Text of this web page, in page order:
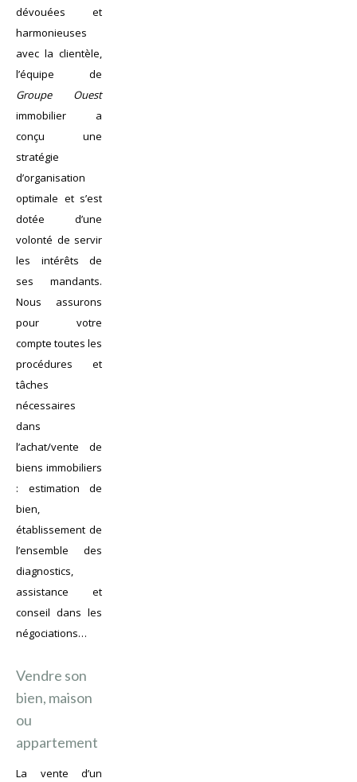
dévouées et
harmonieuses
avec la clientèle,
l’équipe de
Groupe Ouest
immobilier a
conçu une
stratégie
d’organisation
optimale et s’est
dotée d’une
volonté de servir
les intérêts de
ses mandants.
Nous assurons
pour votre
compte toutes les
procédures et
tâches
nécessaires
dans
l’achat/vente de
biens immobiliers
: estimation de
bien,
établissement de
l’ensemble des
diagnostics,
assistance et
conseil dans les
négociations…
Vendre son
bien, maison
ou
appartement
La vente d’un